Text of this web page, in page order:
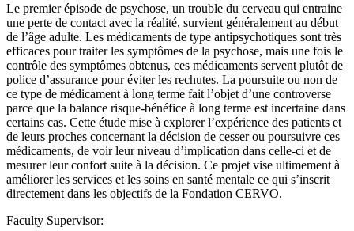
Le premier épisode de psychose, un trouble du cerveau qui entraine
une perte de contact avec la réalité, survient généralement au début
de l’âge adulte. Les médicaments de type antipsychotiques sont très
efficaces pour traiter les symptômes de la psychose, mais une fois le
contrôle des symptômes obtenus, ces médicaments servent plutôt de
police d’assurance pour éviter les rechutes. La poursuite ou non de
ce type de médicament à long terme fait l’objet d’une controverse
parce que la balance risque-bénéfice à long terme est incertaine dans
certains cas. Cette étude mise à explorer l’expérience des patients et
de leurs proches concernant la décision de cesser ou poursuivre ces
médicaments, de voir leur niveau d’implication dans celle-ci et de
mesurer leur confort suite à la décision. Ce projet vise ultimement à
améliorer les services et les soins en santé mentale ce qui s’inscrit
directement dans les objectifs de la Fondation CERVO.
Faculty Supervisor: